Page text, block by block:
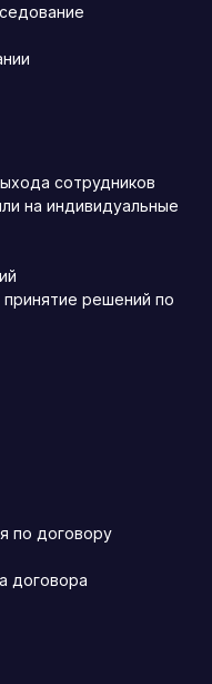
сотрудников
на индивидуальные
решений по
по договору
договора